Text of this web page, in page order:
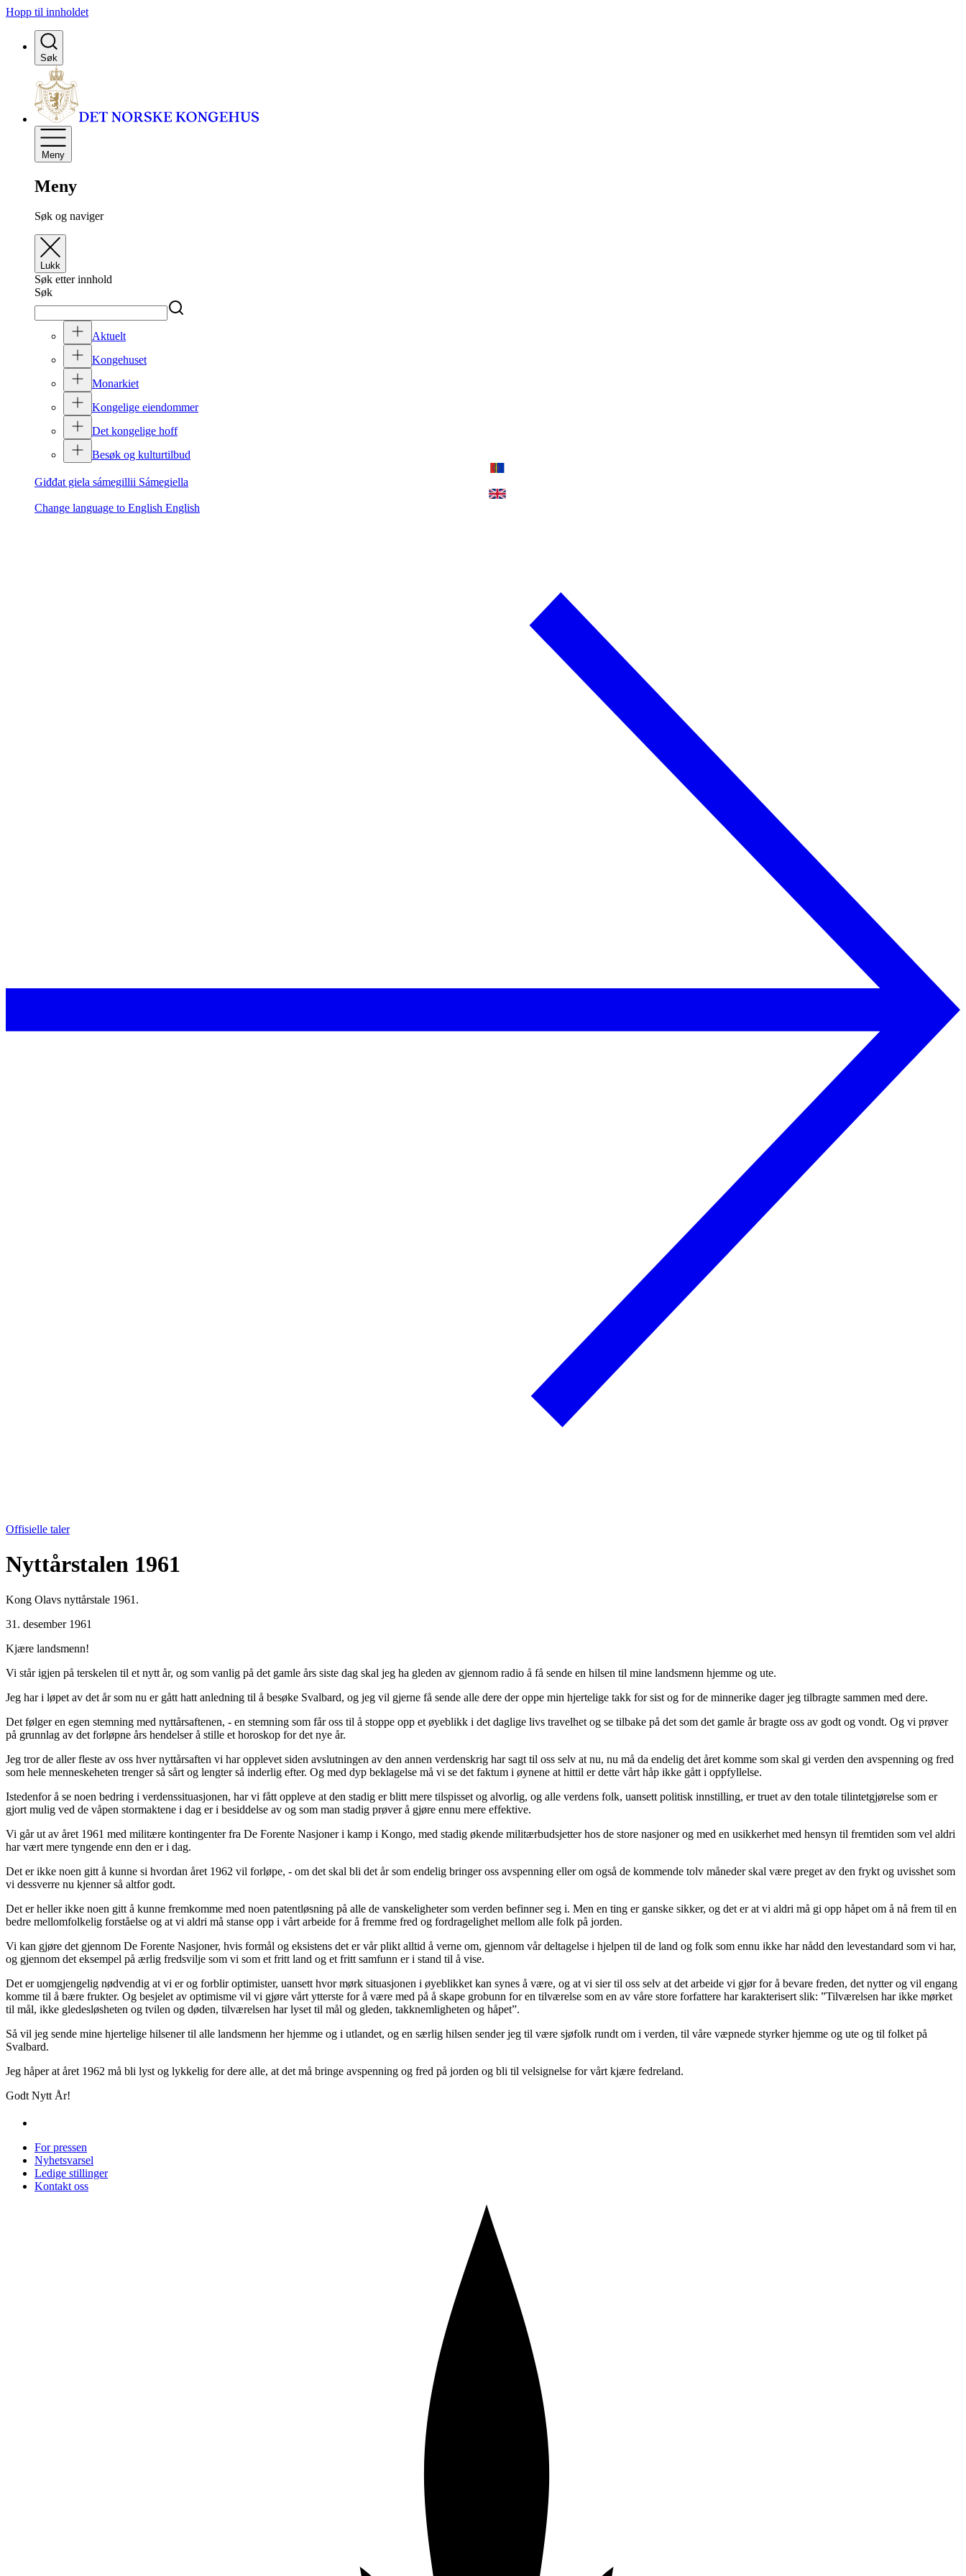
Hopp til innholdet
Søk
Meny
Meny
Søk og naviger
Lukk
Søk etter innhold
Søk
Aktuelt
Kongehuset
Monarkiet
Kongelige eiendommer
Det kongelige hoff
Besøk og kulturtilbud
Giđđat giela sámegillii Sámegiella
Change language to English English
Offisielle taler
Nyttårstalen 1961
Kong Olavs nyttårstale 1961.
31. desember 1961
Kjære landsmenn!
Vi står igjen på terskelen til et nytt år, og som vanlig på det gamle års siste dag skal jeg ha gleden av gjennom radio å få sende en hilsen til mine landsmenn hjemme og ute.
Jeg har i løpet av det år som nu er gått hatt anledning til å besøke Svalbard, og jeg vil gjerne få sende alle dere der oppe min hjertelige takk for sist og for de minnerike dager jeg tilbragte sammen med dere.
Det følger en egen stemning med nyttårsaftenen, - en stemning som får oss til å stoppe opp et øyeblikk i det daglige livs travelhet og se tilbake på det som det gamle år bragte oss av godt og vondt. Og vi prøver
på grunnlag av det forløpne års hendelser å stille et horoskop for det nye år.
Jeg tror de aller fleste av oss hver nyttårsaften vi har opplevet siden avslutningen av den annen verdenskrig har sagt til oss selv at nu, nu må da endelig det året komme som skal gi verden den avspenning og fred
som hele menneskeheten trenger så sårt og lengter så inderlig efter. Og med dyp beklagelse må vi se det faktum i øynene at hittil er dette vårt håp ikke gått i oppfyllelse.
Istedenfor å se noen bedring i verdenssituasjonen, har vi fått oppleve at den stadig er blitt mere tilspisset og alvorlig, og alle verdens folk, uansett politisk innstilling, er truet av den totale tilintetgjørelse som er
gjort mulig ved de våpen stormaktene i dag er i besiddelse av og som man stadig prøver å gjøre ennu mere effektive.
Vi går ut av året 1961 med militære kontingenter fra De Forente Nasjoner i kamp i Kongo, med stadig økende militærbudsjetter hos de store nasjoner og med en usikkerhet med hensyn til fremtiden som vel aldri
har vært mere tyngende enn den er i dag.
Det er ikke noen gitt å kunne si hvordan året 1962 vil forløpe, - om det skal bli det år som endelig bringer oss avspenning eller om også de kommende tolv måneder skal være preget av den frykt og uvisshet som
vi dessverre nu kjenner så altfor godt.
Det er heller ikke noen gitt å kunne fremkomme med noen patentløsning på alle de vanskeligheter som verden befinner seg i. Men en ting er ganske sikker, og det er at vi aldri må gi opp håpet om å nå frem til en
bedre mellomfolkelig forståelse og at vi aldri må stanse opp i vårt arbeide for å fremme fred og fordragelighet mellom alle folk på jorden.
Vi kan gjøre det gjennom De Forente Nasjoner, hvis formål og eksistens det er vår plikt alltid å verne om, gjennom vår deltagelse i hjelpen til de land og folk som ennu ikke har nådd den levestandard som vi har,
og gjennom det eksempel på ærlig fredsvilje som vi som et fritt land og et fritt samfunn er i stand til å vise.
Det er uomgjengelig nødvendig at vi er og forblir optimister, uansett hvor mørk situasjonen i øyeblikket kan synes å være, og at vi sier til oss selv at det arbeide vi gjør for å bevare freden, det nytter og vil engang
komme til å bære frukter. Og besjelet av optimisme vil vi gjøre vårt ytterste for å være med på å skape grobunn for en tilværelse som en av våre store forfattere har karakterisert slik: ”Tilværelsen har ikke mørket
til mål, ikke gledesløsheten og tvilen og døden, tilværelsen har lyset til mål og gleden, takknemligheten og håpet”.
Så vil jeg sende mine hjertelige hilsener til alle landsmenn her hjemme og i utlandet, og en særlig hilsen sender jeg til være sjøfolk rundt om i verden, til våre væpnede styrker hjemme og ute og til folket på
Svalbard.
Jeg håper at året 1962 må bli lyst og lykkelig for dere alle, at det må bringe avspenning og fred på jorden og bli til velsignelse for vårt kjære fedreland.
Godt Nytt År!
For pressen
Nyhetsvarsel
Ledige stillinger
Kontakt oss